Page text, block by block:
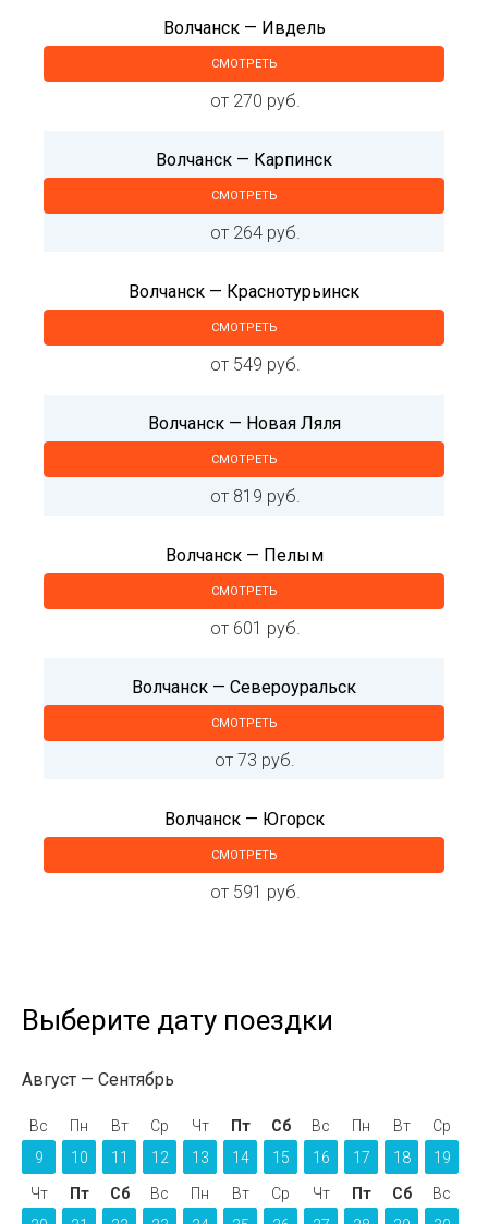
Волчанск — Ивдель
СМОТРЕТЬ
от 270 руб.
Волчанск — Карпинск
СМОТРЕТЬ
от 264 руб.
Волчанск — Краснотурьинск
СМОТРЕТЬ
от 549 руб.
Волчанск — Новая Ляля
СМОТРЕТЬ
от 819 руб.
Волчанск — Пелым
СМОТРЕТЬ
от 601 руб.
Волчанск — Североуральск
СМОТРЕТЬ
от 73 руб.
Волчанск — Югорск
СМОТРЕТЬ
от 591 руб.
Выберите дату поездки
Август Сентябрь
Вс
9
Пн
10
Вт
11
Ср
12
Чт
13
Пт
14
Сб
15
Вс
16
Пн
17
Вт
18
Ср
19
Чт
Пт
Сб
Вс
Пн
Вт
Ср
Чт
Пт
Сб
Вс